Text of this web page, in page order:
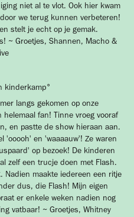
niet al te vlot. Ook hier kwam
we terug kunnen verbeteren!
stelt je echt op je gemak.
~ Groetjes, Shannen, Macho &
kinderkamp°
langs gekomen op onze
fan! Tinne vroeg vooraf
en pastte de show hieraan aan.
'ooooh' en 'waaaauw'! Ze waren
op bezoek! De kinderen
zelf een trucje doen met Flash.
Nadien maakte iedereen een ritje
dus, die Flash! Mijn eigen
er enkele weken nadien nog
vatbaar! ~ Groetjes, Whitney